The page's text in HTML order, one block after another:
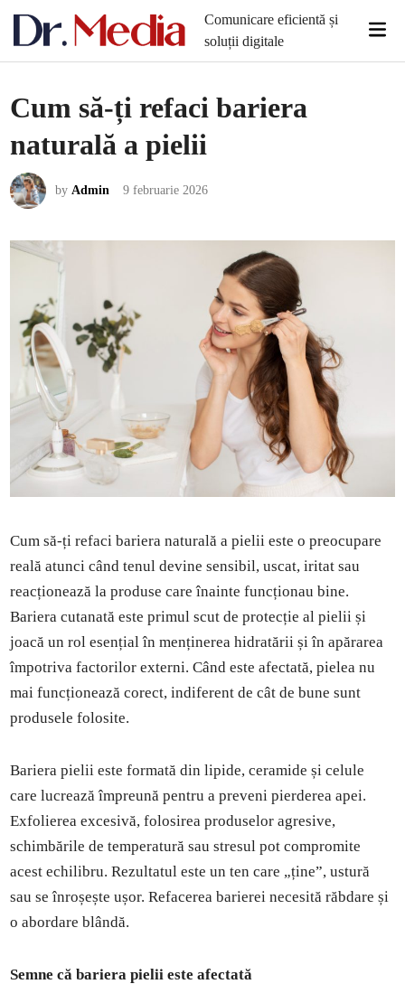
Comunicare eficientă și
soluții digitale
Cum să-ți refaci bariera
naturală a pielii
byAdmin 9 februarie 2026
Cum să-ți refaci bariera naturală a pielii este o preocupare
reală atunci când tenul devine sensibil, uscat, iritat sau
reacționează la produse care înainte funcționau bine.
Bariera cutanată este primul scut de protecție al pielii și
joacă un rol esențial în menținerea hidratării și în apărarea
împotriva factorilor externi. Când este afectată, pielea nu
mai funcționează corect, indiferent de cât de bune sunt
produsele folosite.
Bariera pielii este formată din lipide, ceramide și celule
care lucrează împreună pentru a preveni pierderea apei.
Exfolierea excesivă, folosirea produselor agresive,
schimbările de temperatură sau stresul pot compromite
acest echilibru. Rezultatul este un ten care „ține”, ustură
sau se înroșește ușor. Refacerea barierei necesită răbdare și
o abordare blândă.
Semne că bariera pielii este afectată